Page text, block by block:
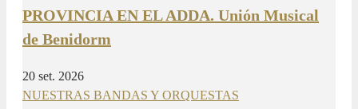
PROVINCIA EN EL ADDA. Unión Musical
de Benidorm
20 set. 2026
NUESTRAS BANDAS Y ORQUESTAS